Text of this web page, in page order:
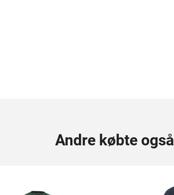
Andre købte også